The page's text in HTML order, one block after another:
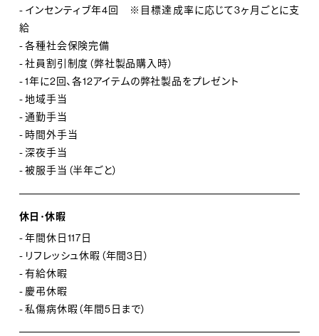
- インセンティブ年4回 ※目標達成率に応じて3ヶ月ごとに支
給
- 各種社会保険完備
- 社員割引制度（弊社製品購入時）
- 1年に2回、各12アイテムの弊社製品をプレゼント
- 地域手当
- 通勤手当
- 時間外手当
- 深夜手当
- 被服手当（半年ごと）
休日･休暇
- 年間休日117日
- リフレッシュ休暇（年間3日）
- 有給休暇
- 慶弔休暇
- 私傷病休暇（年間5日まで）